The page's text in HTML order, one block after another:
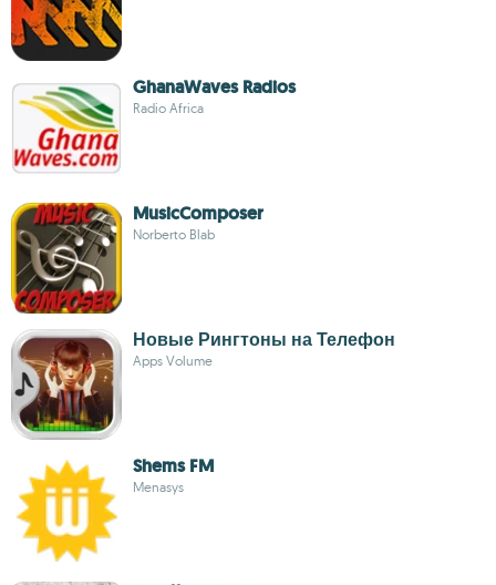
GhanaWaves Radios
Radio Africa
MusicComposer
Norberto Blab
Новые Рингтоны на Телефон
Apps Volume
Shems FM
Menasys